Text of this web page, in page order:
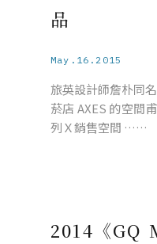
品
May.16.2015
旅英設計師詹朴同
菸店 AXES 的空間
列Ｘ銷售空間 ……
2014《GQ